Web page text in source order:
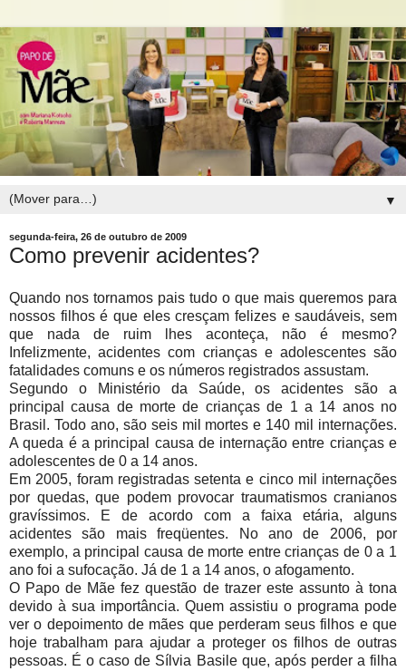
▼
segunda-feira, 26 de outubro de 2009
Como prevenir acidentes?
Quando nos tornamos pais tudo o que mais queremos para
nossos filhos é que eles cresçam felizes e saudáveis, sem
que nada de ruim lhes aconteça, não é mesmo?
Infelizmente, acidentes com crianças e adolescentes são
fatalidades comuns e os números registrados assustam.
Segundo o Ministério da Saúde, os acidentes são a
principal causa de morte de crianças de 1 a 14 anos no
Brasil. Todo ano, são seis mil mortes e 140 mil internações.
A queda é a principal causa de internação entre crianças e
adolescentes de 0 a 14 anos.
Em 2005, foram registradas setenta e cinco mil internações
por quedas, que podem provocar traumatismos cranianos
gravíssimos. E de acordo com a faixa etária, alguns
acidentes são mais freqüentes. No ano de 2006, por
exemplo, a principal causa de morte entre crianças de 0 a 1
ano foi a sufocação. Já de 1 a 14 anos, o afogamento.
O Papo de Mãe fez questão de trazer este assunto à tona
devido à sua importância. Quem assistiu o programa pode
ver o depoimento de mães que perderam seus filhos e que
hoje trabalham para ajudar a proteger os filhos de outras
pessoas. É o caso de Sílvia Basile que, após perder a filha